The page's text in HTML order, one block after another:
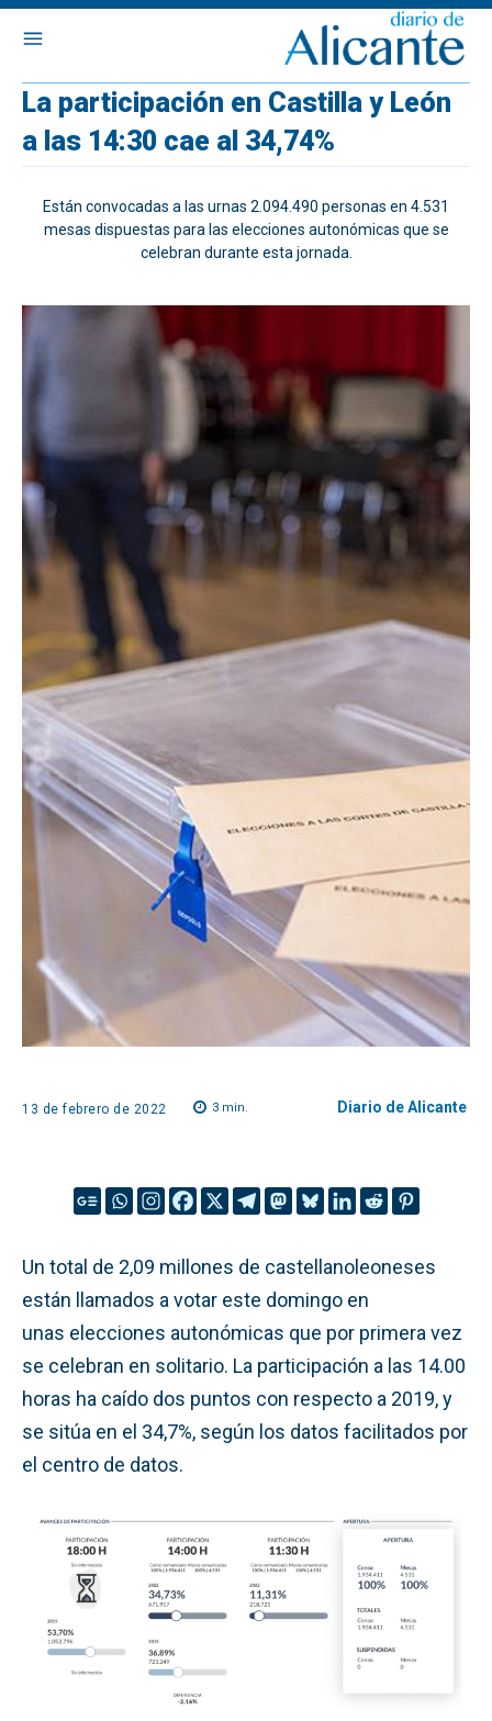
La participación en Castilla y León
a las 14:30 cae al 34,74%
Están convocadas a las urnas 2.094.490 personas en 4.531
mesas dispuestas para las elecciones autonómicas que se
celebran durante esta jornada.
13 de febrero de 2022 3min. Diario de Alicante
Un total de 2,09 millones de castellanoleoneses
están llamados a votar este domingo en
unas elecciones autonómicas que por primera vez
se celebran en solitario. La participación a las 14.00
horas ha caído dos puntos con respecto a 2019, y
se sitúa en el 34,7%, según los datos facilitados por
el centro de datos.